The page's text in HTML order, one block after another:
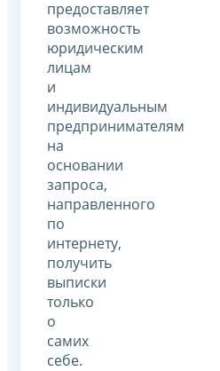
предоставляет
возможность
юридическим
лицам
и
индивидуальным
предпринимателям
на
основании
запроса,
направленного
по
интернету,
получить
выписки
только
о
самих
себе.